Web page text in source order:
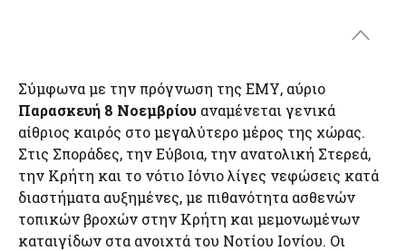
Σύμφωνα με την πρόγνωση της ΕΜΥ, αύριο
Παρασκευή 8 Νοεμβρίου αναμένεται γενικά
αίθριος καιρός στο μεγαλύτερο μέρος της χώρας.
Στις Σποράδες, την Εύβοια, την ανατολική Στερεά,
την Κρήτη και το νότιο Ιόνιο λίγες νεφώσεις κατά
διαστήματα αυξημένες, με πιθανότητα ασθενών
τοπικών βροχών στην Κρήτη και μεμονωμένων
καταιγίδων στα ανοιχτά του Νοτίου Ιονίου. Οι